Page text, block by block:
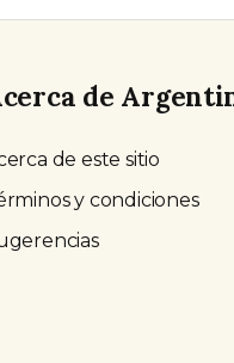
de
de este sitio
y condiciones